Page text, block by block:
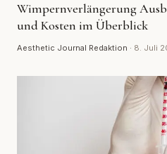
Wimpernverlängerung
und Kosten im Überblick
Aesthetic Journal Redaktion · 8. Juli